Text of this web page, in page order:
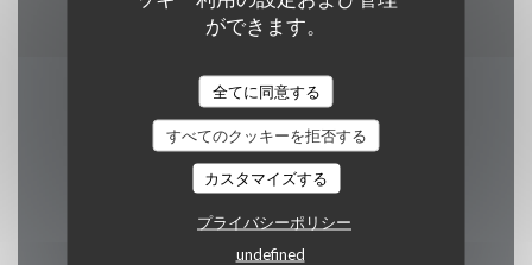
ができます。
全てに同意する
すべてのクッキーを拒否する
カスタマイズする
プライバシーポリシー
undefined
営業時間
-火